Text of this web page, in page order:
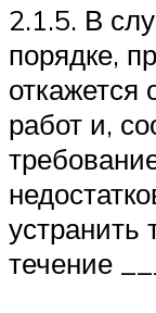
2.1.5. В
порядке,
работ и,
устранить
течение